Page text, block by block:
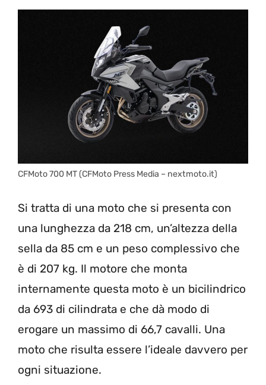
CFMoto 700 MT (CFMoto Press Media – nextmoto.it)
Si tratta di una moto che si presenta con
una lunghezza da 218 cm, un’altezza della
sella da 85 cm e un peso complessivo che
è di 207 kg. Il motore che monta
internamente questa moto è un bicilindrico
da 693 di cilindrata e che dà modo di
erogare un massimo di 66,7 cavalli. Una
moto che risulta essere l’ideale davvero per
ogni situazione.